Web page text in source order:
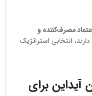
مصرف‌کننده و
انتخابی استراتژیک
آیداین برای